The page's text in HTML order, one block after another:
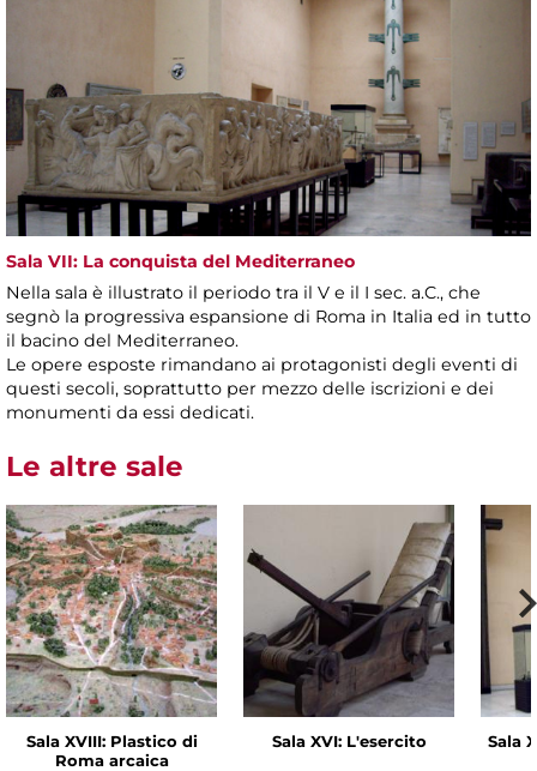
Sala VII: La conquista del Mediterraneo
Nella sala è illustrato il periodo tra il V e il I sec. a.C., che
segnò la progressiva espansione di Roma in Italia ed in tutto
il bacino del Mediterraneo.
Le opere esposte rimandano ai protagonisti degli eventi di
questi secoli, soprattutto per mezzo delle iscrizioni e dei
monumenti da essi dedicati.
Le altre sale
Sala XVIII: Plastico di
Roma arcaica
Sala XVI: L'esercito Sala